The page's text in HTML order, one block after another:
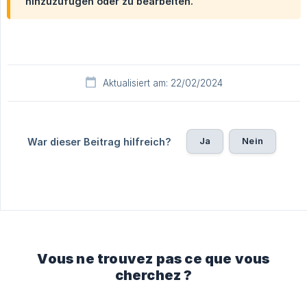
Aktualisiert am: 22/02/2024
War dieser Beitrag hilfreich? Ja Nein
Vous ne trouvez pas ce que vous
cherchez ?